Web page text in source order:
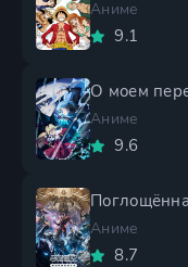
Аниме
9.1
О моем
Аниме
9.6
Аниме
8.7